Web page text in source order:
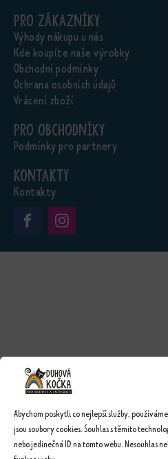
Abychom poskytli co nejlepší služby,
jsou soubory cookies. Souhlas s těmito
nebo jedinečná ID na tomto webu. Nesouhlas
Pro zákazníky
Výhody nákupu u nás
Kde koupíte naše výrobky
Obchodní podmínky
Ochrana osobních údajů
Vrácení zboží
Pro obchodníky
Podmínky pro partnery
Kontakty
Kontakty